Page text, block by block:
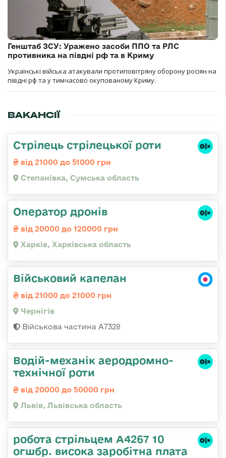
Генштаб ЗСУ: Уражено засоби ППО та РЛС
противника на півдні рф та в Криму
Українські війська атакували протиповітряну оборону росіян на
півдні рф та у тимчасово окупованому Криму.
ВАКАНСІЇ
Стрілець стрілецької роти
від 21000 до 51000 грн
Степанівка, Сумська область
Оператор дронів
від 20000 до 120000 грн
Харків, Харківська область
Військовий капелан
від 21000 до 21000 грн
Чернігів
Військова частина А7328
Водій-механік аеродромно-
технічної роти
від 20000 до 50000 грн
Львів, Львівська область
робота стрільцем А4267 10
огшбр. висока заробітна плата